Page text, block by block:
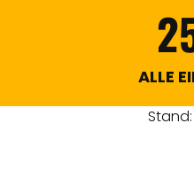
ALLE
Stand: